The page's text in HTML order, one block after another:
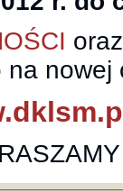
nowej